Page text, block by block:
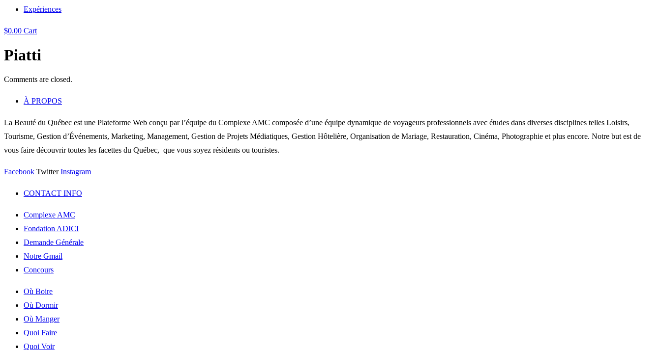
Expériences
$0.00 Cart
Piatti
Comments are closed.
À PROPOS
La Beauté du Québec est une Plateforme Web conçu par l’équipe du Complexe AMC composée d’une équipe dynamique de voyageurs professionnels avec études dans diverses disciplines telles Loisirs,
Tourisme, Gestion d’Événements, Marketing, Management, Gestion de Projets Médiatiques, Gestion Hôtelière, Organisation de Mariage, Restauration, Cinéma, Photographie et plus encore. Notre but est de
vous faire découvrir toutes les facettes du Québec, que vous soyez résidents ou touristes.
Facebook Twitter Instagram
CONTACT INFO
Complexe AMC
Fondation ADICI
Demande Générale
Notre Gmail
Concours
Où Boire
Où Dormir
Où Manger
Quoi Faire
Quoi Voir